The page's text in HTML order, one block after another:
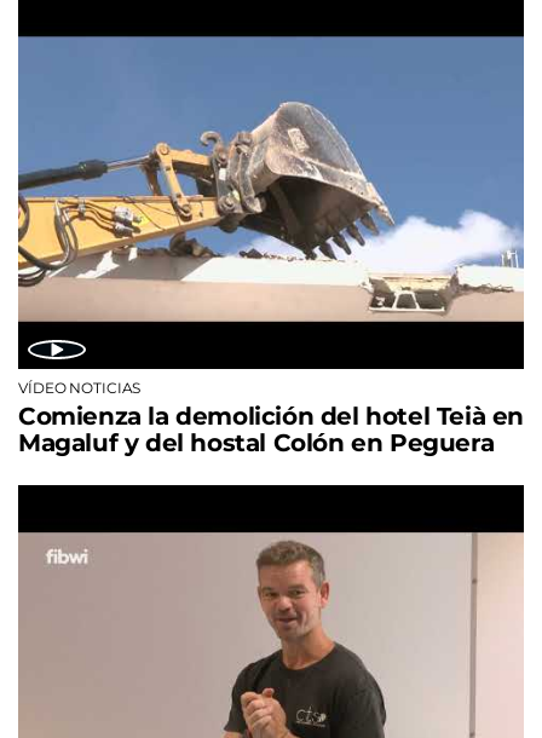
VÍDEO NOTICIAS
Comienza la demolición del hotel Teià en
Magaluf y del hostal Colón en Peguera